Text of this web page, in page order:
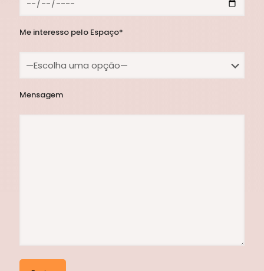
Me interesso pelo Espaço*
Mensagem